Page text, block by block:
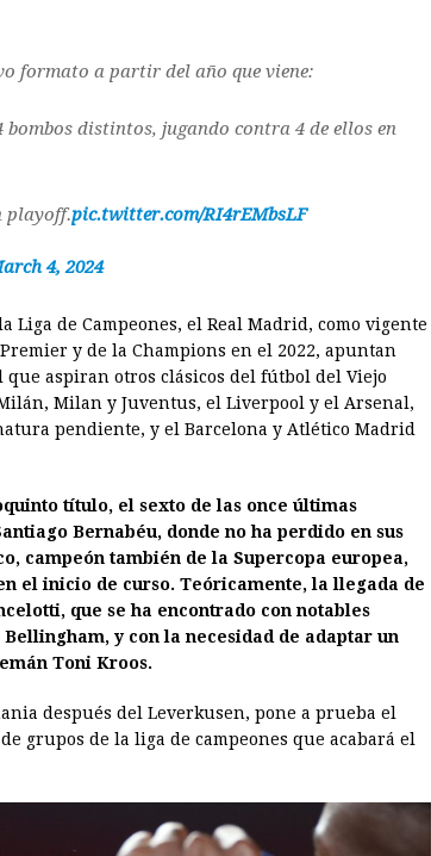
formato a partir del año que viene:
bombos distintos, jugando contra 4 de ellos en
playoff.pic.twitter.com/RI4rEMbsLF
4, 2024
Liga de Campeones, el Real Madrid, como vigente
y de la Champions en el 2022, apuntan
aspiran otros clásicos del fútbol del Viejo
Milan y Juventus, el Liverpool y el Arsenal,
pendiente, y el Barcelona y Atlético Madrid
título, el sexto de las once últimas
Bernabéu, donde no ha perdido en sus
campeón también de la Supercopa europea,
el inicio de curso. Teóricamente, la llegada de
que se ha encontrado con notables
y con la necesidad de adaptar un
Toni Kroos.
después del Leverkusen, pone a prueba el
grupos de la liga de campeones que acabará el